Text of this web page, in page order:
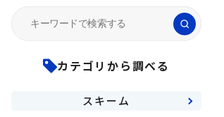
for:
カテゴリから調べる
スキーム